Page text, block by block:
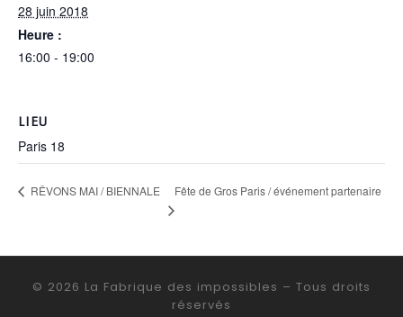
28 juin 2018
Heure :
16:00 - 19:00
LIEU
Paris 18
RÊVONS MAI / BIENNALE Fête de Gros Paris / événement partenaire
© 2026 La Fabrique des impossibles – Tous droits
réservés